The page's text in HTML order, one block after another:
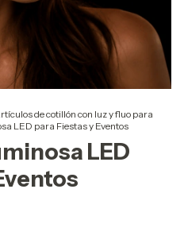
de cotillón con luz y fluo para
LED para Fiestas y Eventos
LED